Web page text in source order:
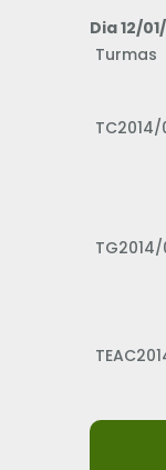
Dia 12/
Turmas
TC2014/
TG2014/